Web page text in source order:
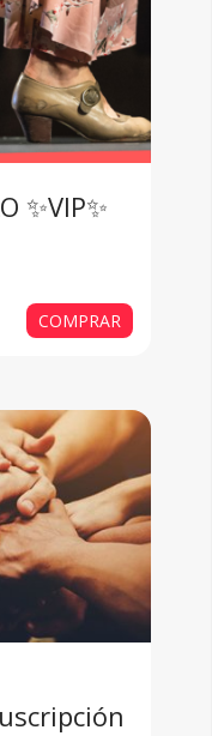
✨VIP✨
COMPRAR